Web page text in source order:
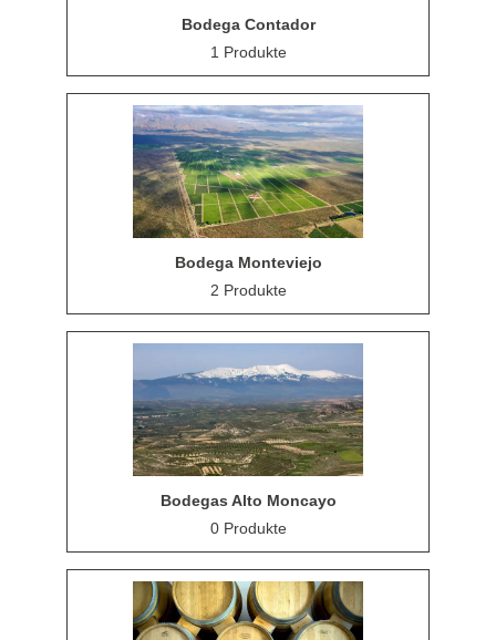
Bodega Contador
1 Produkte
Bodega Monteviejo
2 Produkte
Bodegas Alto Moncayo
0 Produkte